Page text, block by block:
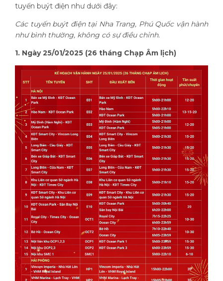
tuyến buýt điện như dưới đây:
Các tuyến buýt điện tại Nha Trang, Phú Quốc vận hành
như bình thường, không có sự điều chỉnh.
1. Ngày 25/01/2025 (26 tháng Chạp Âm lịch)